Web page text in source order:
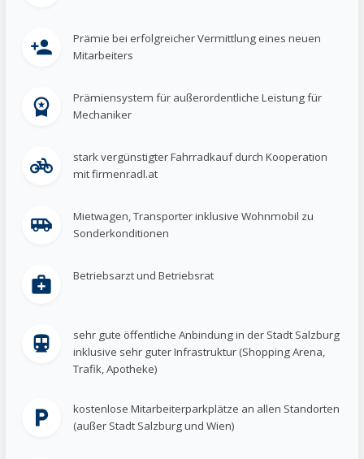
person_add
Prämie bei erfolgreicher Vermittlung eines neuen
Mitarbeiters
workspace_premium
Prämiensystem für außerordentliche Leistung für
Mechaniker
pedal_bike
stark vergünstigter Fahrradkauf durch Kooperation
mit firmenradl.at
airport_shuttle
Mietwagen, Transporter inklusive Wohnmobil zu
Sonderkonditionen
medical_services Betriebsarzt und Betriebsrat
directions_transit
sehr gute öffentliche Anbindung in der Stadt Salzburg
inklusive sehr guter Infrastruktur (Shopping Arena,
Trafik, Apotheke)
local_parking
kostenlose Mitarbeiterparkplätze an allen Standorten
(außer Stadt Salzburg und Wien)